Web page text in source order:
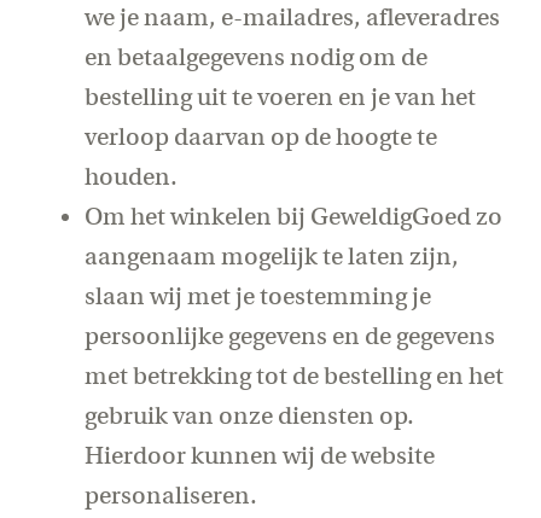
we je naam, e-mailadres, afleveradres
en betaalgegevens nodig om de
bestelling uit te voeren en je van het
verloop daarvan op de hoogte te
houden.
Om het winkelen bij GeweldigGoed zo
aangenaam mogelijk te laten zijn,
slaan wij met je toestemming je
persoonlijke gegevens en de gegevens
met betrekking tot de bestelling en het
gebruik van onze diensten op.
Hierdoor kunnen wij de website
personaliseren.